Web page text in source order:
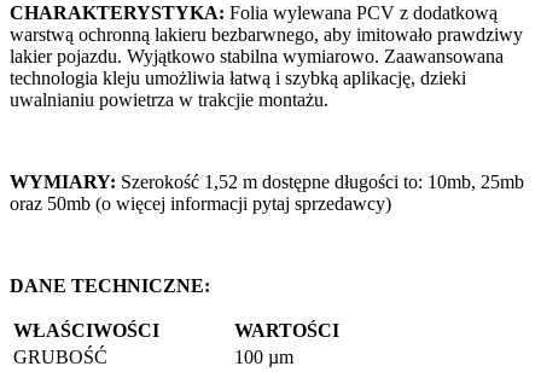
CHARAKTERYSTYKA: Folia wylewana PCV z dodatkową
warstwą ochronną lakieru bezbarwnego, aby imitowało prawdziwy
lakier pojazdu. Wyjątkowo stabilna wymiarowo. Zaawansowana
technologia kleju umożliwia łatwą i szybką aplikację, dzieki
uwalnianiu powietrza w trakcjie montażu.
WYMIARY: Szerokość 1,52 m dostępne długości to: 10mb, 25mb
oraz 50mb (o więcej informacji pytaj sprzedawcy)
DANE TECHNICZNE:
WŁAŚCIWOŚCI
WARTOŚCI
GRUBOŚĆ
100 µm